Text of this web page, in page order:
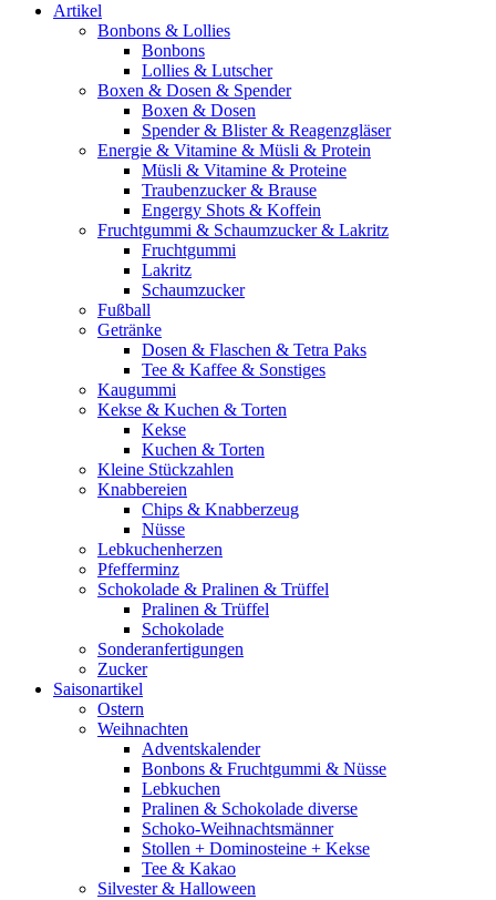
Artikel
Bonbons & Lollies
Bonbons
Lollies & Lutscher
Boxen & Dosen & Spender
Boxen & Dosen
Spender & Blister & Reagenzgläser
Energie & Vitamine & Müsli & Protein
Müsli & Vitamine & Proteine
Traubenzucker & Brause
Engergy Shots & Koffein
Fruchtgummi & Schaumzucker & Lakritz
Fruchtgummi
Lakritz
Schaumzucker
Fußball
Getränke
Dosen & Flaschen & Tetra Paks
Tee & Kaffee & Sonstiges
Kaugummi
Kekse & Kuchen & Torten
Kekse
Kuchen & Torten
Kleine Stückzahlen
Knabbereien
Chips & Knabberzeug
Nüsse
Lebkuchenherzen
Pfefferminz
Schokolade & Pralinen & Trüffel
Pralinen & Trüffel
Schokolade
Sonderanfertigungen
Zucker
Saisonartikel
Ostern
Weihnachten
Adventskalender
Bonbons & Fruchtgummi & Nüsse
Lebkuchen
Pralinen & Schokolade diverse
Schoko-Weihnachtsmänner
Stollen + Dominosteine + Kekse
Tee & Kakao
Silvester & Halloween